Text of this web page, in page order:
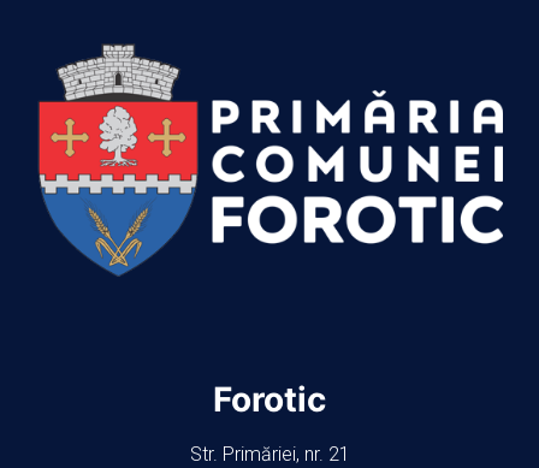
Forotic
Str. Primăriei, nr. 21